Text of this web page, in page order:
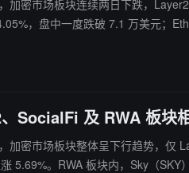
加密市场板块连续两日下跌，
SocialFi 及 RWA 板块
加密市场板块整体呈下行趋势，
与此同时，GameFi 板块下跌 12.34%，但其中Four（FORM）上涨